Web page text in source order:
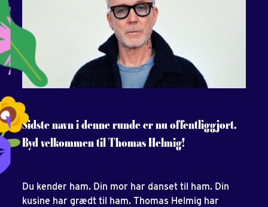
Sidste navn i denne runde er nu offentliggjort.
Byd velkommen til Thomas Helmig!
Du kender ham. Din mor har danset til ham. Din
kusine har grædt til ham. Thomas Helmig har